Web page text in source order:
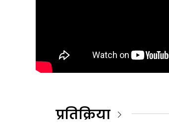
प्रतिक्रिया